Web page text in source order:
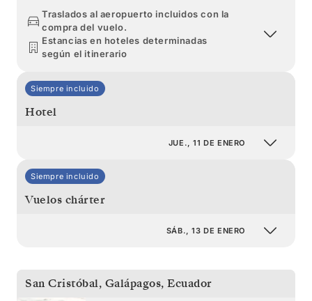
Traslados al aeropuerto incluidos con la
compra del vuelo.
Estancias en hoteles determinadas
según el itinerario
Siempre incluido
Hotel
JUE., 11 DE ENERO
Siempre incluido
Vuelos chárter
SÁB., 13 DE ENERO
San Cristóbal, Galápagos, Ecuador